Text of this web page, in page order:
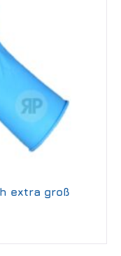
extra groß